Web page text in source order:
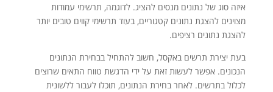
איזה סוג של נתונים מנסים להציג. לדוגמה, תרשימי עמודות
מצוינים להצגת נתונים קטגוריים, בעוד תרשימי קווים טובים יותר
להצגת נתונים רציפים.
בעת יצירת תרשים באקסל, חשוב להתחיל בבחירת הנתונים
הנכונים. אפשר לעשות זאת על ידי הדגשת טווח התאים שרוצים
לכלול בתרשים. לאחר בחירת הנתונים, תוכלו לעבור ללשונית